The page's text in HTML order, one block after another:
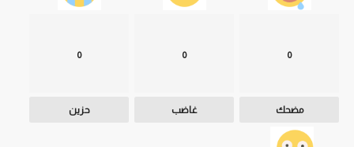
0
مضحك
0
غاضب
0
حزين